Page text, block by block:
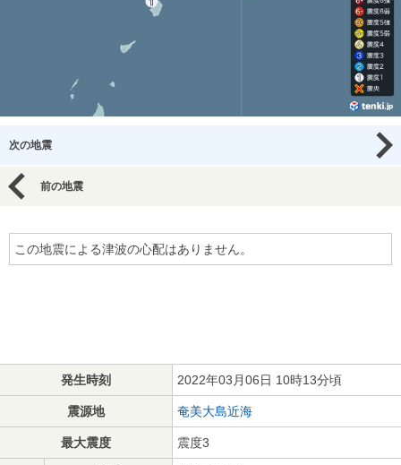
次の地震
前の地震
この地震による津波の心配はありません。
発生時刻 2022年03月06日 10時13分頃
震源地 奄美大島近海
最大震度 震度3